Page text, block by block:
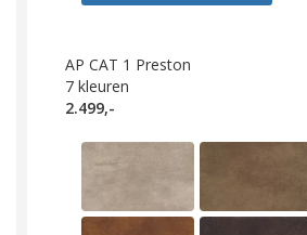
AP CAT 1 Preston
7 kleuren
2.499,-